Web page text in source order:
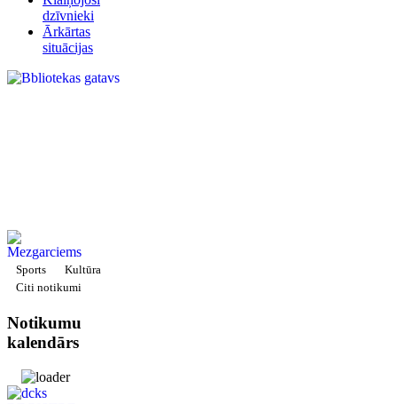
dzīvnieki
Ārkārtas
situācijas
Sports
Kultūra
Citi notikumi
Notikumu
kalendārs